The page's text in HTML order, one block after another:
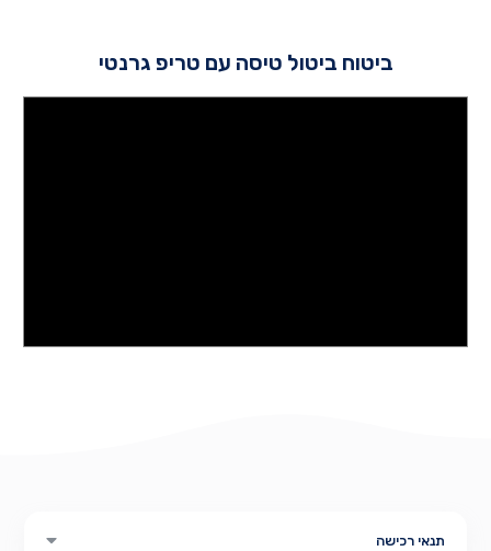
ביטוח ביטול טיסה עם טריפ גרנטי
תנאי רכישה